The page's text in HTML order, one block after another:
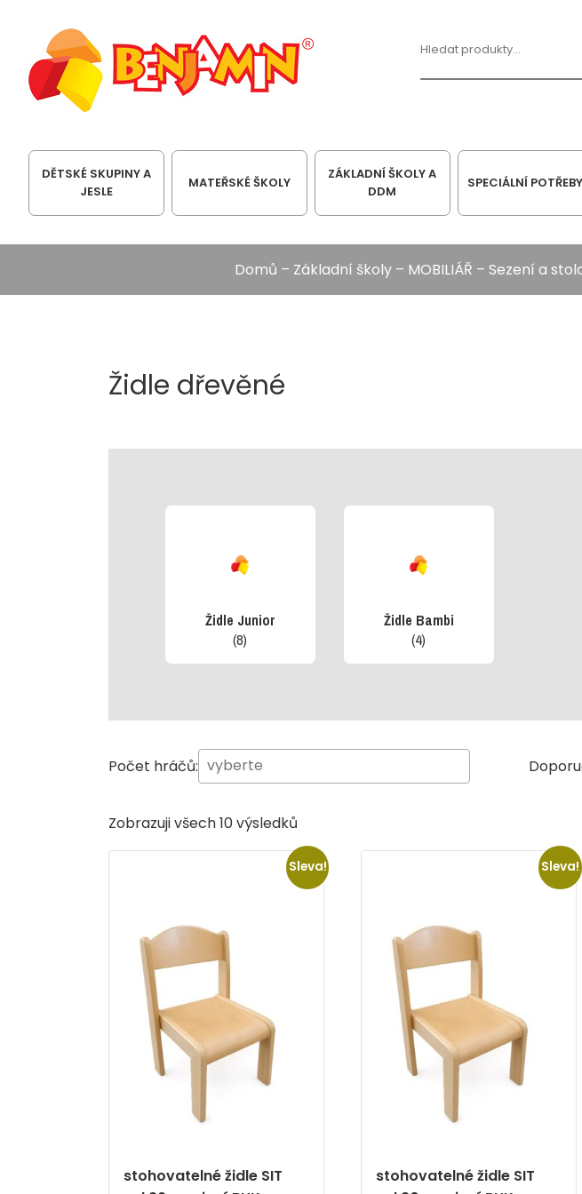
Hledat:
DĚTSKÉ SKUPINY A
JESLE
MATEŘSKÉ ŠKOLY
ZÁKLADNÍ ŠKOLY A
DDM
SPECIÁLNÍ POTŘEBY
Domů – Základní školy– MOBILIÁŘ – Sezení a
Židle dřevěné
Židle Junior
(8)
Židle Bambi
(4)
Počet hráčů:
Zobrazuji všech 10 výsledků
Sleva!
stohovatelné židle SIT
Sleva!
stohovatelné židle SIT